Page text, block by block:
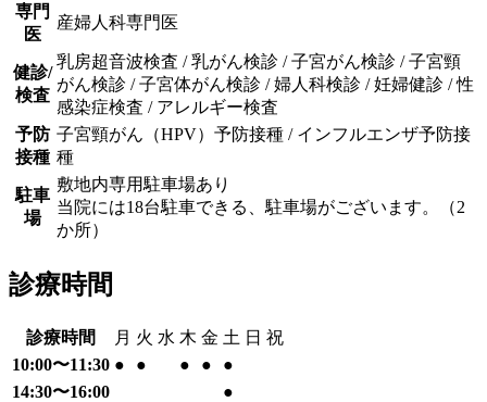
専門
医
産婦人科専門医
健診/
検査
乳房超音波検査 / 乳がん検診 / 子宮がん検診 / 子宮頸
がん検診 / 子宮体がん検診 / 婦人科検診 / 妊婦健診 / 性
感染症検査 / アレルギー検査
予防
接種
子宮頸がん（HPV）予防接種 / インフルエンザ予防接
種
駐車
場
敷地内専用駐車場あり
当院には18台駐車できる、駐車場がございます。（2
か所）
診療時間
診療時間 月 火 水 木 金 土 日 祝
10:00〜11:30 ● ● ● ●
●
14:30〜16:00
●